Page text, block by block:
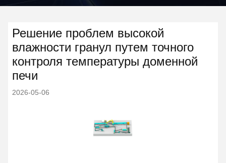
Решение проблем высокой
влажности гранул путем точного
контроля температуры доменной
печи
2026-05-06